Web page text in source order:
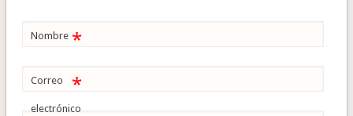
Nombre *
Correo
electrónico
*